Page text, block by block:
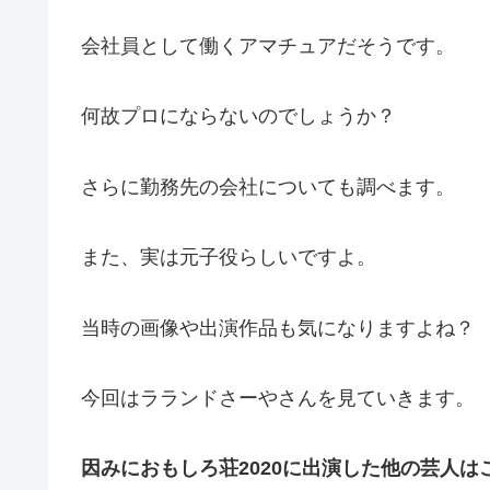
会社員として働くアマチュアだそうです。
何故プロにならないのでしょうか？
さらに勤務先の会社についても調べます。
また、実は元子役らしいですよ。
当時の画像や出演作品も気になりますよね？
今回はラランドさーやさんを見ていきます。
因みにおもしろ荘2020に出演した他の芸人は